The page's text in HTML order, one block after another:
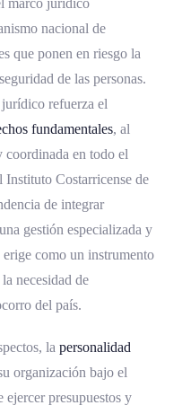
marco jurídico
nacional de
que ponen en riesgo la
de las personas.
refuerza el
fundamentales, al
coordinada en todo el
Costarricense de
de integrar
gestión especializada y
como un instrumento
necesidad de
del país.
la personalidad
organización bajo el
presupuestos y